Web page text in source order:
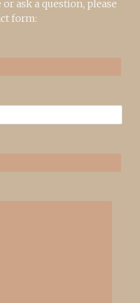
ask a question, please
form: